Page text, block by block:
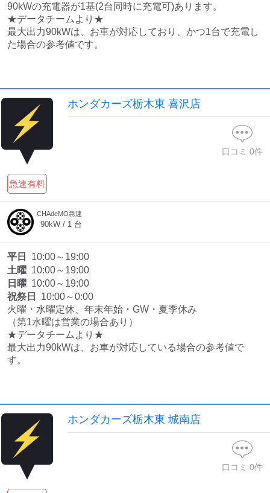
90kWの充電器が1基(2台同時に充電可)あります。
★データチームより★
最大出力90kWは、お車が対応しており、かつ1台で充電し
た場合の参考値です。
ホンダカーズ栃木東 喜沢店
急速有料
口コミ 0件
CHAdeMO急速
90kW / 1 台
平日
10:00～19:00
土曜 10:00～19:00
日曜 10:00～19:00
祝祭日
10:00～0:00
火曜・水曜定休、年末年始・GW・夏季休み
（第1水曜は営業の場合あり）
★データチームより★
最大出力90kWは、お車が対応している場合の参考値で
す。
ホンダカーズ栃木東 城南店
口コミ 0件